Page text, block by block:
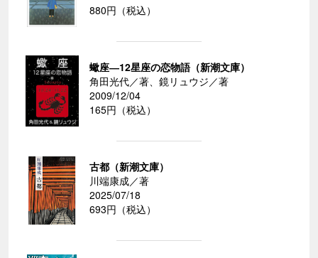
880円（税込）
蠍座―12星座の恋物語（新潮文庫）
角田光代／著、鏡リュウジ／著
2009/12/04
165円（税込）
古都（新潮文庫）
川端康成／著
2025/07/18
693円（税込）